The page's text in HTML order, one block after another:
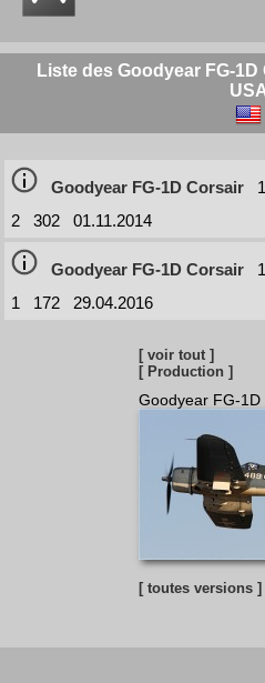
Liste des Goodyear FG-
Goodyear FG-1D Corsair
2
302 01.11.2014
Goodyear FG-1D Corsair
1
172 29.04.2016
[ voir tout ]
[ Production ]
Goodyear FG-1D
[ toutes versions ]